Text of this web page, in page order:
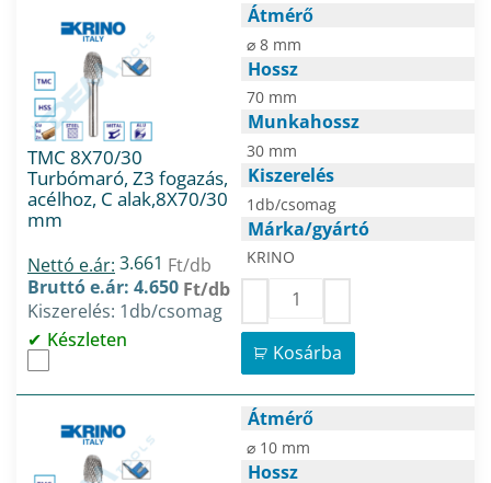
TMC 8X70/30
Turbómaró, Z3 fogazás,
acélhoz, C alak,8X70/30
mm
Nettó e.ár: 3.661 Ft/db
Bruttó e.ár: 4.650 Ft/db
Kiszerelés: 1db/csomag
Készleten
Átmérő
⌀ 8 mm
Hossz
70 mm
Munkahossz
30 mm
Kiszerelés
1db/csomag
Márka/gyártó
KRINO
Kosárba
Átmérő
⌀ 10 mm
Hossz